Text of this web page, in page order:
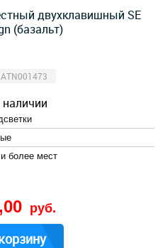
двухклавишный SE
(базальт)
наличии
более мест
руб.